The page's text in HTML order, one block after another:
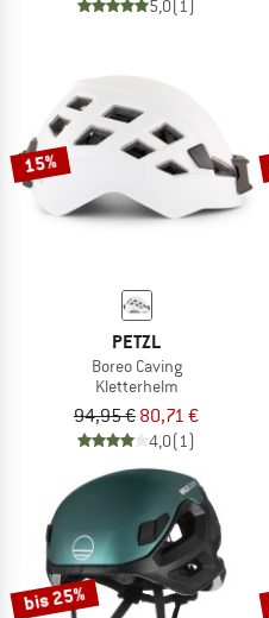
5,0 (1)
15%
PETZL
Boreo Caving
Kletterhelm
94,95 € 80,71 €
4,0(1)
bis 25%